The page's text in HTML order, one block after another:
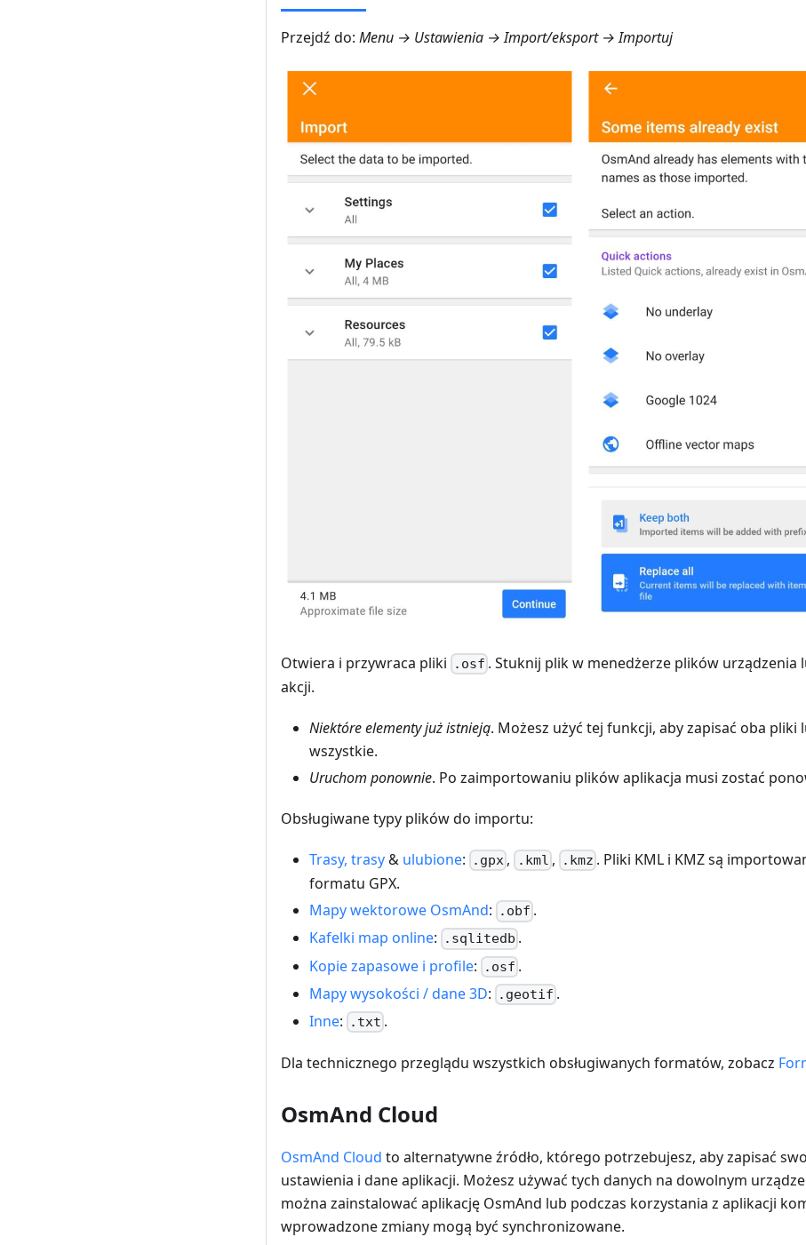
Przejdź do: Menu → Ustawienia → Import/eksport → Importuj
Otwiera i przywraca pliki .osf . Stuknij plik w menedżerze plików urządzenia
akcji.
Niektóre elementy już istnieją. Możesz użyć tej funkcji, aby zapisać oba pliki
wszystkie.
Uruchom ponownie. Po zaimportowaniu plików aplikacja musi zostać
Obsługiwane typy plików do importu:
Trasy, trasy& ulubione: .gpx , .kml , .kmz . Pliki KML i KMZ są
formatu GPX.
Mapy wektorowe OsmAnd: .obf .
Kafelki map online: .sqlitedb .
Kopie zapasowe i profile: .osf .
Mapy wysokości / dane 3D: .geotif .
Inne: .txt .
Dla technicznego przeglądu wszystkich obsługiwanych formatów, zobacz
OsmAnd Cloud
OsmAnd Cloud to alternatywne źródło, którego potrzebujesz, aby zapisać
ustawienia i dane aplikacji. Możesz używać tych danych na dowolnym
można zainstalować aplikację OsmAnd lub podczas korzystania z aplikacji
wprowadzone zmiany mogą być synchronizowane.